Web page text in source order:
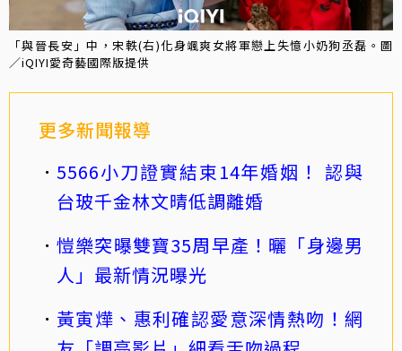
「與晉長安」中，宋軼(右)化身颯爽女將軍戀上失憶小奶狗丞磊。圖
／iQIYI愛奇藝國際版提供
更多新聞報導
5566小刀證實結束14年婚姻！ 認與
台玻千金林文晴低調離婚
愷樂突曝雙寶35周早產！曬「身邊男
人」最新情況曝光
黃寅燁、惠利確認愛意深情熱吻！網